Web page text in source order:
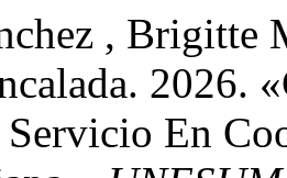
, Brigitte
2026.
En